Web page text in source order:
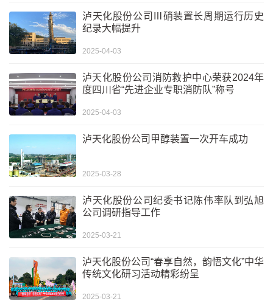
泸天化股份公司Ⅲ硝装置长周期运行历史
纪录大幅提升
2025-04-03
泸天化股份公司消防救护中心荣获2024年
度四川省“先进企业专职消防队”称号
2025-04-03
泸天化股份公司甲醇装置一次开车成功
2025-03-28
泸天化股份公司纪委书记陈伟率队到弘旭
公司调研指导工作
2025-03-21
泸天化股份公司“春享自然，韵悟文化”中华
传统文化研习活动精彩纷呈
2025-03-21